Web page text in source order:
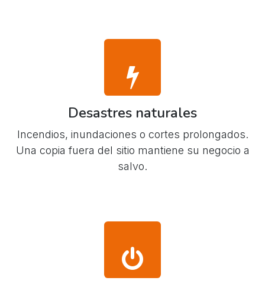
Desastres naturales
Incendios, inundaciones o cortes prolongados.
Una copia fuera del sitio mantiene su negocio a
salvo.